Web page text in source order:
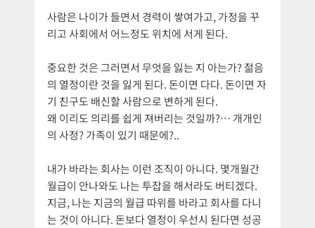
사람은 나이가 들면서 경력이 쌓여가고, 가정을 꾸
리고 사회에서 어느정도 위치에 서게 된다.
중요한 것은 그러면서 무엇을 잃는 지 아는가? 젊음
의 열정이란 것을 잃게 된다. 돈이면 다다. 돈이면 자
기 친구도 배신할 사람으로 변하게 된다.
왜 이리도 의리를 쉽게 져버리는 것일까?… 개개인
의 사정? 가족이 있기 때문에?..
내가 바라는 회사는 이런 조직이 아니다. 몇개월간
월급이 안나와도 나는 투잡을 해서라도 버티겠다.
지금, 나는 지금의 월급 따위를 바라고 회사를 다니
는 것이 아니다. 돈보다 열정이 우선시 된다면 성공